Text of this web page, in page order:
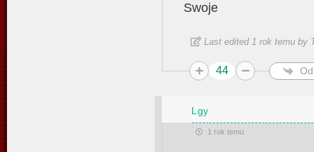
Swoje
Last edited 1 rok temu by
44
Lgy
1 rok temu